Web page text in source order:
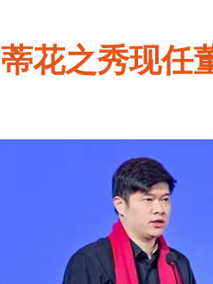
蒂花之秀现任